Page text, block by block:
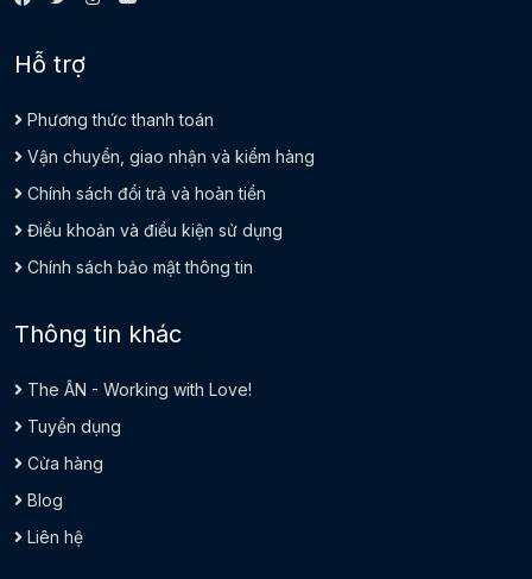
Hỗ trợ
Phương thức thanh toán
Vận chuyển, giao nhận và kiểm hàng
Chính sách đổi trả và hoàn tiền
Điều khoản và điều kiện sử dụng
Chính sách bảo mật thông tin
Thông tin khác
The ÂN - Working with Love!
Tuyển dụng
Cửa hàng
Blog
Liên hệ